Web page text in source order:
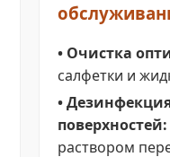
• Очистка
салфетки и
•
поверхностей:
раствором